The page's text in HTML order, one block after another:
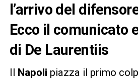
l’arrivo del
Ecco il comunicato
di De Laurentiis
Il Napoli piazza il primo